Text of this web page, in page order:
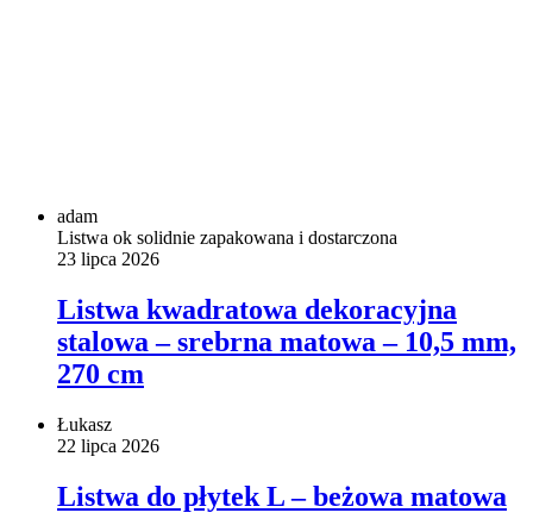
adam
Listwa ok solidnie zapakowana i dostarczona
23 lipca 2026
Listwa kwadratowa dekoracyjna
stalowa – srebrna matowa – 10,5 mm,
270 cm
Łukasz
22 lipca 2026
Listwa do płytek L – beżowa matowa